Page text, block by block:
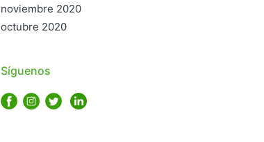
noviembre 2020
octubre 2020
Síguenos